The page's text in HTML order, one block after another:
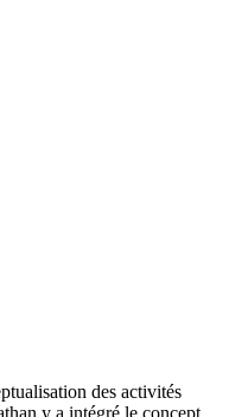
des activités
y a intégré le concept